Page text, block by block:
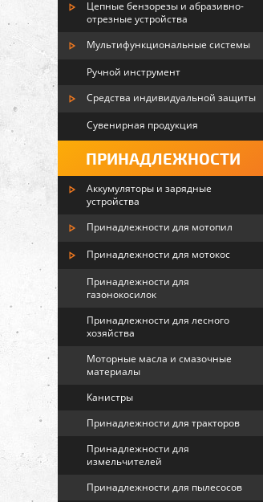
Цепные бензорезы и абразивно-
отрезные устройства
Мультифункциональные системы
Ручной инструмент
Средства индивидуальной защиты
Сувенирная продукция
ПРИНАДЛЕЖНОСТИ
Аккумуляторы и зарядные
устройства
Принадлежности для мотопил
Принадлежности для мотокос
Принадлежности для
газонокосилок
Принадлежности для лесного
хозяйства
Моторные масла и смазочные
материалы
Канистры
Принадлежности для тракторов
Принадлежности для
измельчителей
Принадлежности для пылесосов